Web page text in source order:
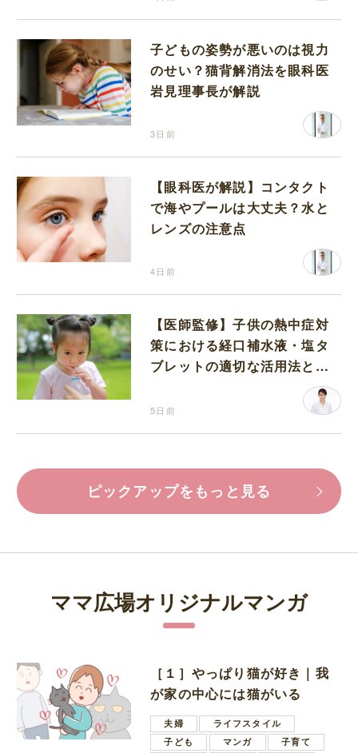
子どもの姿勢が悪いのは視力
のせい？猫背解消法を眼科医
岩見理事長が解説
3日前
【眼科医が解説】コンタクト
で海やプールは大丈夫？水と
レンズの注意点
4日前
【医師監修】子供の熱中症対
策における経口補水液・塩タ
ブレットの適切な活用法と水
5日前
ピックアップをもっと見る
ママ広場オリジナルマンガ
［１］やっぱり猫が好き｜我
が家の中心には猫がいる
夫婦
ライフスタイル
子ども
マンガ
子育て